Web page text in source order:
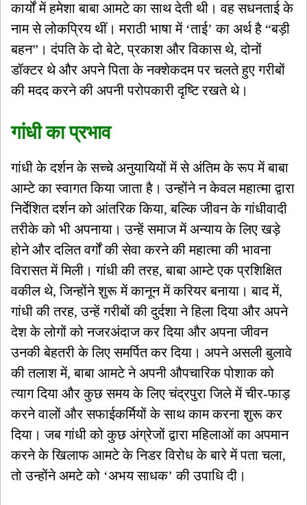
कार्यों में हमेशा बाबा आमटे का साथ देती थी। वह सधनताई के
नाम से लोकप्रिय थीं। मराठी भाषा में ‘ताई’ का अर्थ है “बड़ी
बहन”। दंपति के दो बेटे, प्रकाश और विकास थे, दोनों
डॉक्टर थे और अपने पिता के नक्शेकदम पर चलते हुए गरीबों
की मदद करने की अपनी परोपकारी दृष्टि रखते थे।
गांधी का प्रभाव
गांधी के दर्शन के सच्चे अनुयायियों में से अंतिम के रूप में बाबा
आम्टे का स्वागत किया जाता है। उन्होंने न केवल महात्मा द्वारा
निर्देशित दर्शन को आंतरिक किया, बल्कि जीवन के गांधीवादी
तरीके को भी अपनाया। उन्हें समाज में अन्याय के लिए खड़े
होने और दलित वर्गों की सेवा करने की महात्मा की भावना
विरासत में मिली। गांधी की तरह, बाबा आम्टे एक प्रशिक्षित
वकील थे, जिन्होंने शुरू में कानून में करियर बनाया। बाद में,
गांधी की तरह, उन्हें गरीबों की दुर्दशा ने हिला दिया और अपने
देश के लोगों को नजरअंदाज कर दिया और अपना जीवन
उनकी बेहतरी के लिए समर्पित कर दिया। अपने असली बुलावे
की तलाश में, बाबा आमटे ने अपनी औपचारिक पोशाक को
त्याग दिया और कुछ समय के लिए चंद्रपुरा जिले में चीर-फाड़
करने वालों और सफाईकर्मियों के साथ काम करना शुरू कर
दिया। जब गांधी को कुछ अंग्रेजों द्वारा महिलाओं का अपमान
करने के खिलाफ आमटे के निडर विरोध के बारे में पता चला,
तो उन्होंने अमटे को ‘अभय साधक’ की उपाधि दी।